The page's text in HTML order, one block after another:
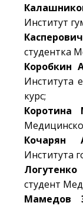
Институт
студентка
Коробкин
Института
курс;
Коротина
Кочарян
Института
студент
Мамедов